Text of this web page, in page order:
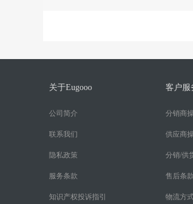
关于Eugooo
公司简介
联系我们
隐私政策
服务条款
知识产权投诉指引
客户服
分销商
供应商
分销/供
售后条款
物流方式